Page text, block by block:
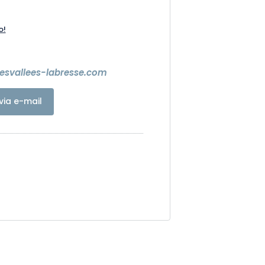
labresse.com
e-mail